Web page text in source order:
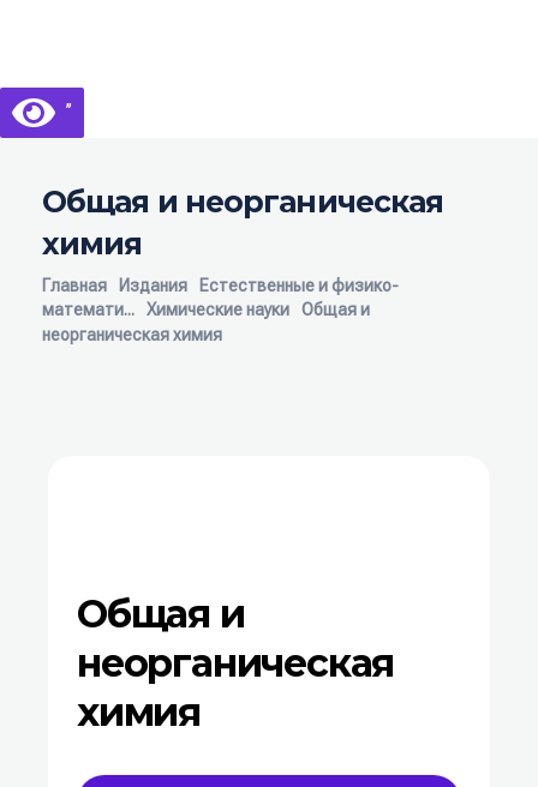
’’
Главная Издания
Естественные и физико-
математи...
Химические науки
Общая и
неорганическая химия
Общая и неорганическая
химия
Общая и
неорганическая
химия